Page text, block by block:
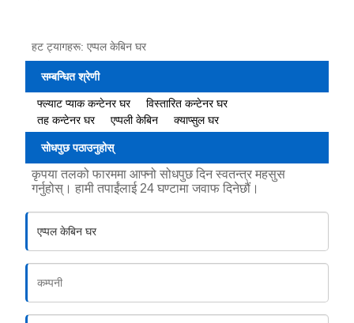
हट ट्यागहरू: एप्पल केबिन घर
सम्बन्धित श्रेणी
फ्ल्याट प्याक कन्टेनर घर
विस्तारित कन्टेनर घर
तह कन्टेनर घर
एप्पली केबिन क्याप्सुल घर
सोधपुछ पठाउनुहोस्
कृपया तलको फारममा आफ्नो सोधपुछ दिन स्वतन्त्र महसुस
गर्नुहोस्। हामी तपाईंलाई 24 घण्टामा जवाफ दिनेछौं।